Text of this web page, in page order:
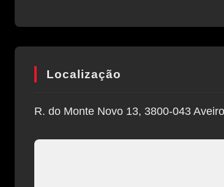
Localização
R. do Monte Novo 13, 3800-043